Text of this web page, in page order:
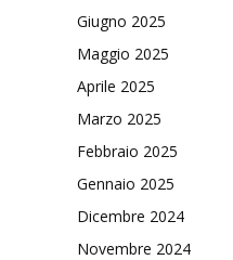
Giugno 2025
Maggio 2025
Aprile 2025
Marzo 2025
Febbraio 2025
Gennaio 2025
Dicembre 2024
Novembre 2024